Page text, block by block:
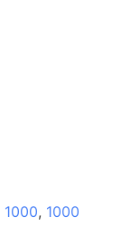
1000, 1000